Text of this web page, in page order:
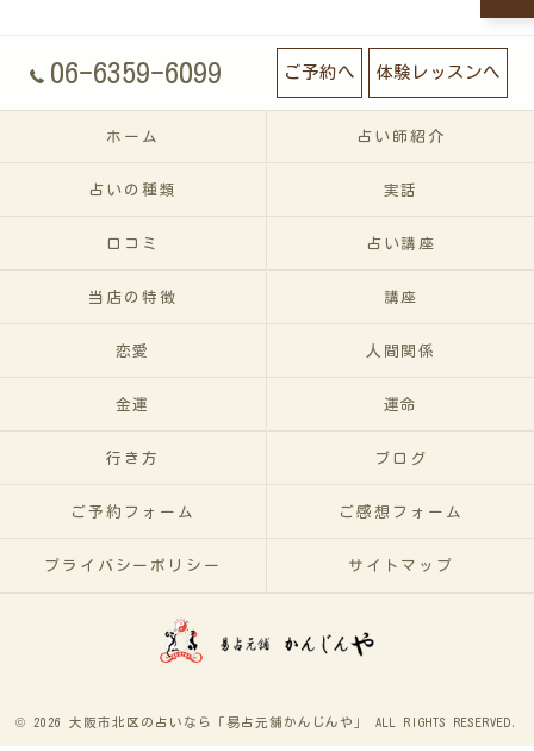
06-6359-6099 ご予約へ 体験レッスンへ
ホーム 占い師紹介
占いの種類 実話
口コミ 占い講座
当店の特徴 講座
恋愛 人間関係
金運 運命
行き方 ブログ
ご予約フォーム ご感想フォーム
プライバシーポリシー サイトマップ
© 2026 大阪市北区の占いなら「易占元舖かんじんや」 ALL RIGHTS RESERVED.